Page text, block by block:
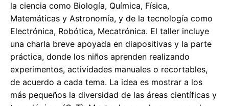
la ciencia como Biología, Química, Física,
Matemáticas y Astronomía, y de la tecnología como
Electrónica, Robótica, Mecatrónica. El taller incluye
una charla breve apoyada en diapositivas y la parte
práctica, donde los niños aprenden realizando
experimentos, actividades manuales o recortables,
de acuerdo a cada tema. La idea es mostrar a los
más pequeños la diversidad de las áreas científicas y